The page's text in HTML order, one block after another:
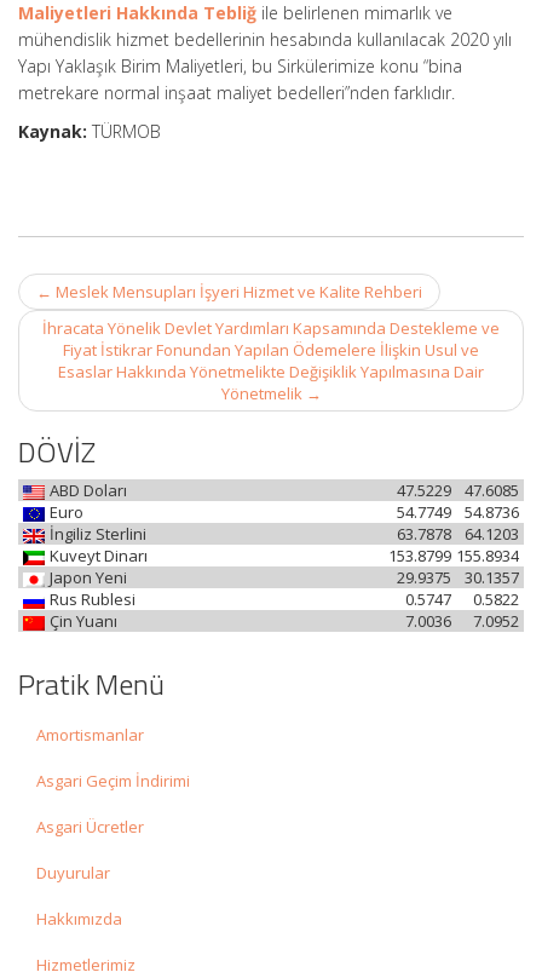
Maliyetleri Hakkında Tebliğ ile belirlenen mimarlık ve
mühendislik hizmet bedellerinin hesabında kullanılacak 2020 yılı
Yapı Yaklaşık Birim Maliyetleri, bu Sirkülerimize konu “bina
metrekare normal inşaat maliyet bedelleri”nden farklıdır.
Kaynak: TÜRMOB
Post
navigation
← Meslek Mensupları İşyeri Hizmet ve Kalite Rehberi
İhracata Yönelik Devlet Yardımları Kapsamında Destekleme ve
Fiyat İstikrar Fonundan Yapılan Ödemelere İlişkin Usul ve
Esaslar Hakkında Yönetmelikte Değişiklik Yapılmasına Dair
Yönetmelik →
DÖVİZ
ABD Doları 47.6085
47.5229
Euro
54.8736
54.7749
İngiliz Sterlini
64.1203
63.7878
Kuveyt Dinarı
155.8934
153.8799
Japon Yeni
30.1357
29.9375
Rus Rublesi
0.5822
0.5747
Çin Yuanı
7.0952
7.0036
Pratik Menü
Amortismanlar
Asgari Geçim İndirimi
Asgari Ücretler
Duyurular
Hakkımızda
Hizmetlerimiz